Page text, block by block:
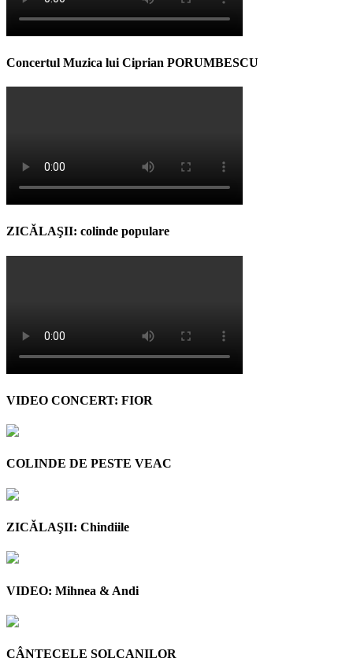
Concertul Muzica lui Ciprian PORUMBESCU
ZICĂLAŞII: colinde populare
VIDEO CONCERT: FIOR
COLINDE DE PESTE VEAC
ZICĂLAŞII: Chindiile
VIDEO: Mihnea & Andi
CÂNTECELE SOLCANILOR